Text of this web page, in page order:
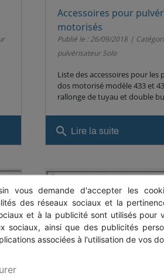
Accessoires pour
motorisés
Publié le : 26/09/2018
pulvérisateur Solo
Liste des accessoires pour les
dos motorisé modèle 433 et
rallonge de tuyau et double
search Lire la suite
vous demande d'accepter les
des réseaux sociaux et la
et à la publicité sont utilisés pour
sociaux, ainsi que des publicités
associées à l'utilisation de vos